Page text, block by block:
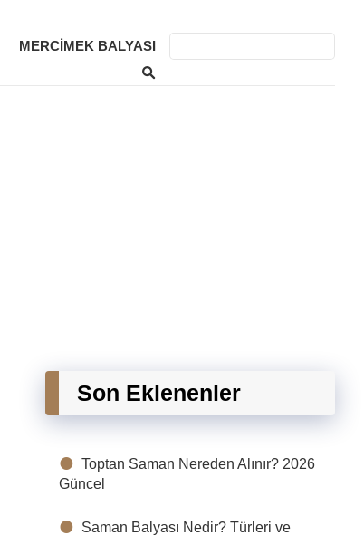
MERCIMEK BALYASI
Son Eklenenler
Toptan Saman Nereden Alınır? 2026
Güncel
Saman Balyası Nedir? Türleri ve